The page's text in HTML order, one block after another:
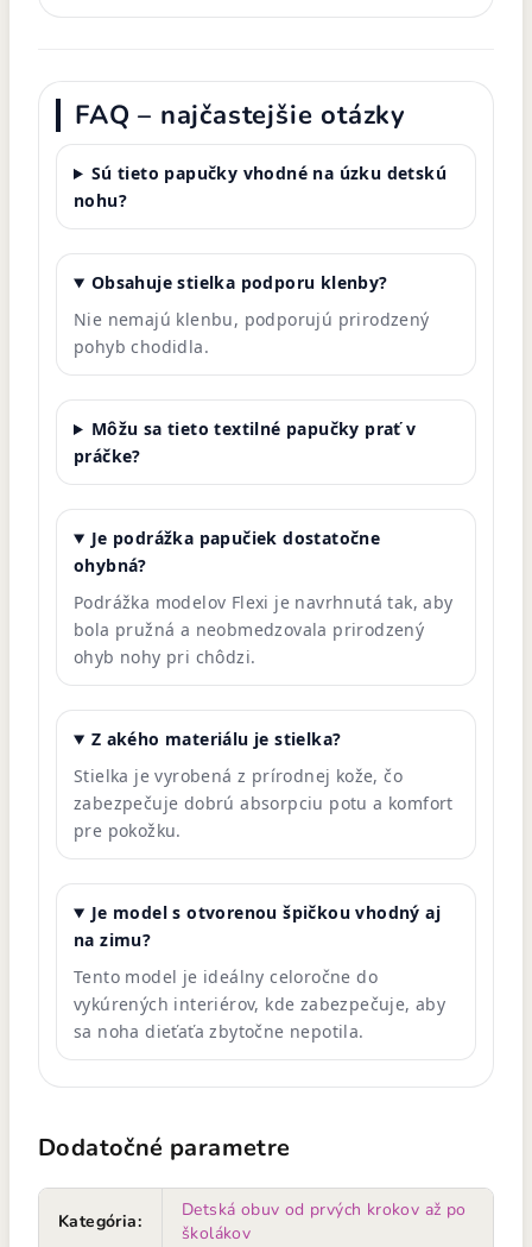
FAQ – najčastejšie otázky
Sú tieto papučky vhodné na úzku detskú
nohu?
Obsahuje stielka podporu klenby?
Nie nemajú klenbu, podporujú prirodzený
pohyb chodidla.
Môžu sa tieto textilné papučky prať v
práčke?
Je podrážka papučiek dostatočne
ohybná?
Podrážka modelov Flexi je navrhnutá tak, aby
bola pružná a neobmedzovala prirodzený
ohyb nohy pri chôdzi.
Z akého materiálu je stielka?
Stielka je vyrobená z prírodnej kože, čo
zabezpečuje dobrú absorpciu potu a komfort
pre pokožku.
Je model s otvorenou špičkou vhodný aj
na zimu?
Tento model je ideálny celoročne do
vykúrených interiérov, kde zabezpečuje, aby
sa noha dieťaťa zbytočne nepotila.
Dodatočné parametre
Kategória:
Detská obuv od prvých krokov až po
školákov